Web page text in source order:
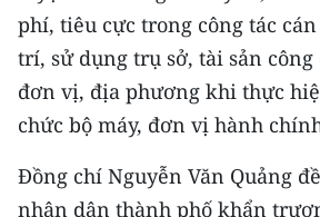
phí, tiêu cực trong công tác
trí, sử dụng trụ sở, tài sản công
đơn vị, địa phương khi thực
chức bộ máy, đơn vị hành
Đồng chí Nguyễn Văn Quảng
nhân dân thành phố khẩn